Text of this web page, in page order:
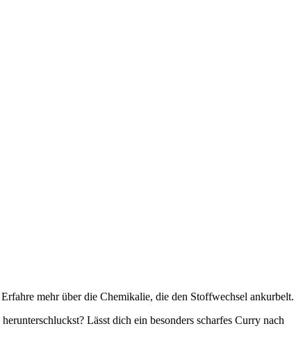
mehr über die Chemikalie, die den Stoffwechsel ankurbelt.
Lässt dich ein besonders scharfes Curry nach